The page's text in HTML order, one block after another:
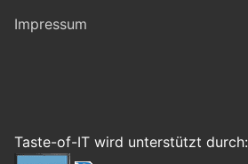
Impressum
Taste-of-IT wird unterstützt durch: